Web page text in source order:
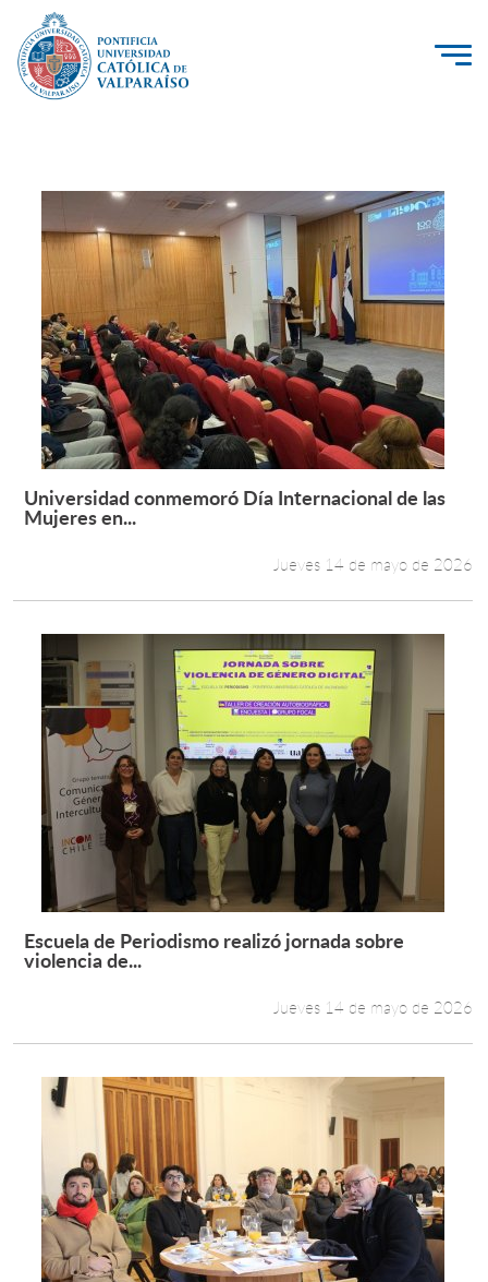
PUCV Internacional
Vinculación con el Medio
Admisión
Pregrado
Postgrado
Formación Continua
Funcionarios
Alumni
English
Leer más +
Universidad conmemoró Día Internacional de las
Mujeres en...
Jueves 14 de mayo de 2026
Leer más +
Escuela de Periodismo realizó jornada sobre
violencia de...
Jueves 14 de mayo de 2026